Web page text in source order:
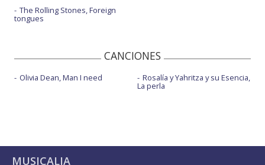
The Rolling Stones, Foreign
tongues
CANCIONES
Olivia Dean, Man I need Rosalía y Yahritza y su Esencia,
La perla
MUSICALIA